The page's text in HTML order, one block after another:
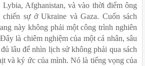
Afghanistan, và vào thời điểm ông
sự ở Ukraine và Gaza. Cuốn sách
này không phải một công trình nghiên
là chiêm nghiệm của một cá nhân, sâu
lâu để nhìn lịch sử không phải qua sách
và ký ức của mình. Nó là tiếng vọng của